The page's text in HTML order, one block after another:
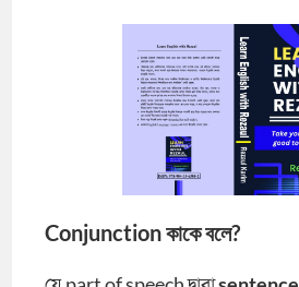
Conjunction কাকে বলে?